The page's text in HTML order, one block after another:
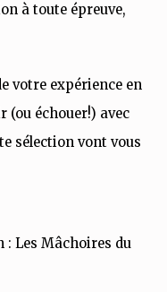
à toute épreuve,
votre expérience en
échouer!) avec
sélection vont vous
: Les Mâchoires du